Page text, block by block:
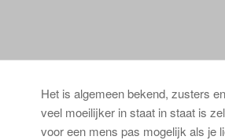
Het is algemeen bekend, zusters
veel moeilijker in staat in staat is
voor een mens pas mogelijk als je